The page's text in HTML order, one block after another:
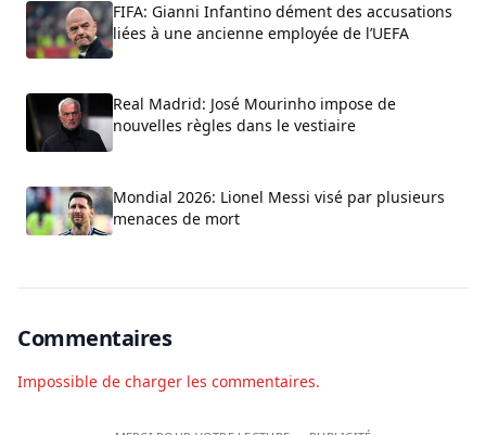
FIFA: Gianni Infantino dément des accusations
liées à une ancienne employée de l’UEFA
Real Madrid: José Mourinho impose de
nouvelles règles dans le vestiaire
Mondial 2026: Lionel Messi visé par plusieurs
menaces de mort
Commentaires
Impossible de charger les commentaires.